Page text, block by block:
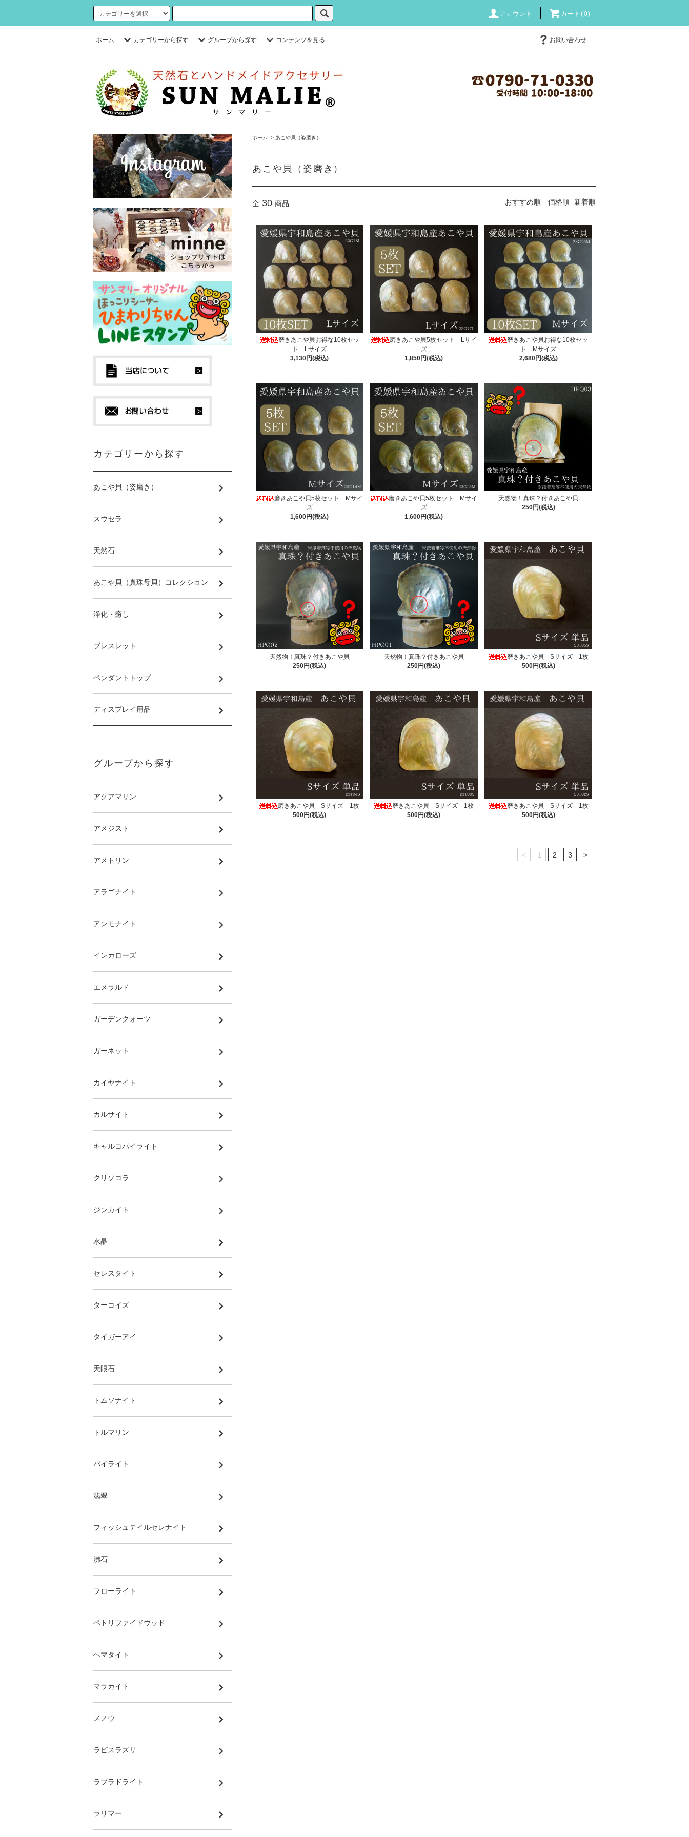
アカウント カート(0)
ホーム カテゴリーから探す グループから探す コンテンツを見る お問い合わせ
ホーム > あこや貝（姿磨き）
あこや貝（姿磨き）
全 30 商品 おすすめ順 価格順 新着順
磨きあこや貝お得な10枚セッ
ト Lサイズ
3,130円(税込)
磨きあこや貝5枚セット Lサイ
ズ
1,850円(税込)
磨きあこや貝お得な10枚セッ
ト Mサイズ
2,680円(税込)
磨きあこや貝5枚セット Mサイ
ズ
1,600円(税込)
磨きあこや貝5枚セット Mサイ
ズ
1,600円(税込)
天然物！真珠？付きあこや貝
250円(税込)
天然物！真珠？付きあこや貝
250円(税込)
天然物！真珠？付きあこや貝
250円(税込)
磨きあこや貝 Sサイズ 1枚
500円(税込)
磨きあこや貝 Sサイズ 1枚
500円(税込)
磨きあこや貝 Sサイズ 1枚
500円(税込)
磨きあこや貝 Sサイズ 1枚
500円(税込)
< 1 2 3 >
カテゴリーから探す
あこや貝（姿磨き）
スウセラ
天然石
あこや貝（真珠母貝）コレクション
浄化・癒し
ブレスレット
ペンダントトップ
ディスプレイ用品
グループから探す
アクアマリン
アメジスト
アメトリン
アラゴナイト
アンモナイト
インカローズ
エメラルド
ガーデンクォーツ
ガーネット
カイヤナイト
カルサイト
キャルコパイライト
クリソコラ
ジンカイト
水晶
セレスタイト
ターコイズ
タイガーアイ
天眼石
トムソナイト
トルマリン
パイライト
翡翠
フィッシュテイルセレナイト
沸石
フローライト
ペトリファイドウッド
ヘマタイト
マラカイト
メノウ
ラピスラズリ
ラブラドライト
ラリマー